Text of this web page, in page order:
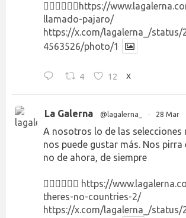
👉🏻👉🏻👉🏻 https://
llamado-pajaro/
https://x.com/lagalerna_/status/
4563526/photo/1
4 12 X
La Galerna @lagalerna_ · 28 Mar
A nosotros lo de las selecciones
nos puede gustar más. Nos pirra
no de ahora, de siempre
👉🏻👉🏻👉🏻 https://
theres-no-countries-2/
https://x.com/lagalerna_/status/